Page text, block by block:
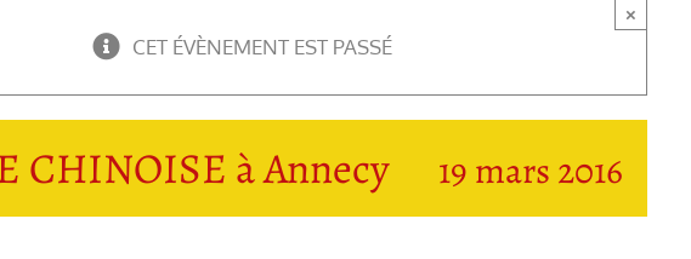
CET ÉVÈNEMENT EST PASSÉ
×
CHINOISE à Annecy 19 mars 2016